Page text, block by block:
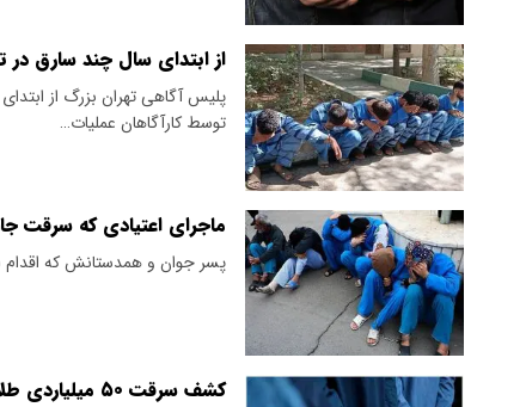
از ابتدای سال چند سارق در
پلیس آگاهی تهران بزرگ از
توسط کارآگاهان عملیات…
ماجرای اعتیادی که سرقت
پسر جوان و همدستانش که
کشف سرقت ۵۰ میلیاردی طلا با دستگیری داماد مالباخته در جنوب تهران